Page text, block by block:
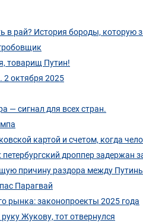
в рай? История бороды, которую
товарищ Путин!
2 октября 2025
— сигнал для всех стран.
картой и счетом, когда
петербургский дроппер задержан
причину раздора между
Парагвай
рынка: законопроекты 2025 года
Жукову, тот отвернулся